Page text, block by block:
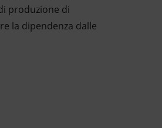
produzione di
la dipendenza dalle